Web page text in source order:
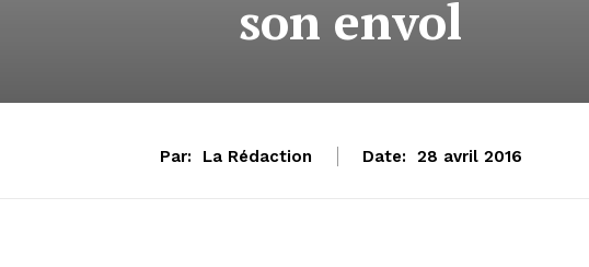
son envol
Par: La Rédaction Date: 28 avril 2016